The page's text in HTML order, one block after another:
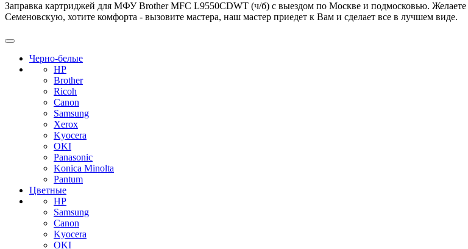
Заправка картриджей для МФУ Brother MFC L9550CDWT (ч/б) с выездом по Москве и подмосковью. Желаете
Семеновскую, хотите комфорта - вызовите мастера, наш мастер приедет к Вам и сделает все в лучшем виде.
Черно-белые
HP
Brother
Ricoh
Canon
Samsung
Xerox
Kyocera
OKI
Panasonic
Konica Minolta
Pantum
Цветные
HP
Samsung
Canon
Kyocera
OKI